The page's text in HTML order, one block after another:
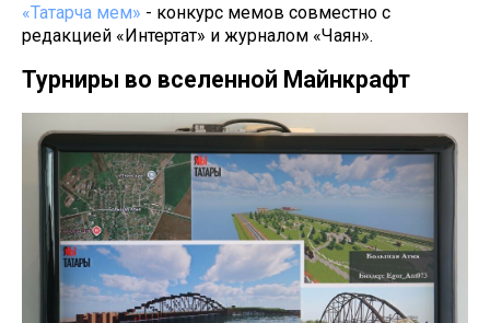
«Татарча мем» - конкурс мемов совместно с
редакцией «Интертат» и журналом «Чаян».
Турниры во вселенной Майнкрафт